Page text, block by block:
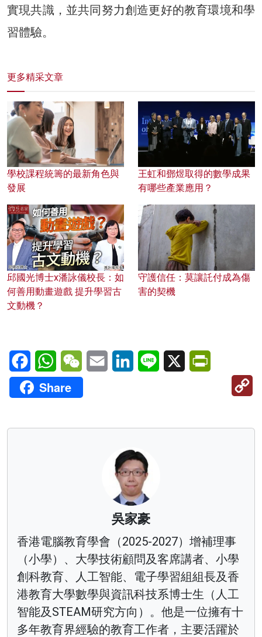
實現共識，並共同努力創造更好的教育環境和學
習體驗。
更多精采文章
學校課程統籌的最新角色與
發展
王虹和鄧煜取得的數學成果
有哪些產業應用？
邱國光博士x潘詠儀校長：如
何善用動畫遊戲 提升學習古
文動機？
守護信任：莫讓託付成為傷
害的契機
FacebookWhatsAppWeChatEmail LinkedInLine X
Share
吳家豪
香港電腦教育學會（2025-2027）增補理事
（小學）、大學技術顧問及客席講者、小學
創科教育、人工智能、電子學習組組長及香
港教育大學數學與資訊科技系博士生（人工
智能及STEAM研究方向）。他是一位擁有十
多年教育界經驗的教育工作者，主要活躍於